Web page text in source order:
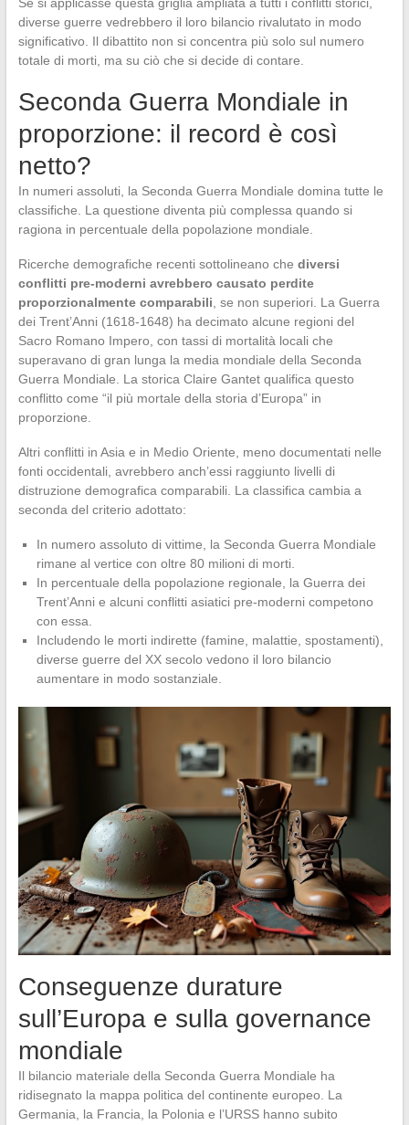
diverse guerre vedrebbero il loro bilancio rivalutato in modo
significativo. Il dibattito non si concentra più solo sul numero
totale di morti, ma su ciò che si decide di contare.
Seconda Guerra Mondiale in
proporzione: il record è così
netto?
In numeri assoluti, la Seconda Guerra Mondiale domina tutte le
classifiche. La questione diventa più complessa quando si
ragiona in percentuale della popolazione mondiale.
Ricerche demografiche recenti sottolineano che diversi
conflitti pre-moderni avrebbero causato perdite
proporzionalmente comparabili , se non superiori. La Guerra
dei Trent’Anni (1618-1648) ha decimato alcune regioni del
Sacro Romano Impero, con tassi di mortalità locali che
superavano di gran lunga la media mondiale della Seconda
Guerra Mondiale. La storica Claire Gantet qualifica questo
conflitto come “il più mortale della storia d’Europa” in
proporzione.
Altri conflitti in Asia e in Medio Oriente, meno documentati nelle
fonti occidentali, avrebbero anch’essi raggiunto livelli di
distruzione demografica comparabili. La classifica cambia a
seconda del criterio adottato:
In numero assoluto di vittime, la Seconda Guerra Mondiale
rimane al vertice con oltre 80 milioni di morti.
In percentuale della popolazione regionale, la Guerra dei
Trent’Anni e alcuni conflitti asiatici pre-moderni competono
con essa.
Includendo le morti indirette (famine, malattie, spostamenti),
diverse guerre del XX secolo vedono il loro bilancio
aumentare in modo sostanziale.
Conseguenze durature
sull’Europa e sulla governance
mondiale
Il bilancio materiale della Seconda Guerra Mondiale ha
ridisegnato la mappa politica del continente europeo. La
Germania, la Francia, la Polonia e l’URSS hanno subito